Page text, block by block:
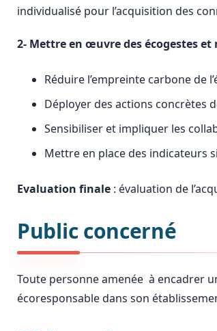
individualisé pour l’acquisition des
2- Mettre en œuvre des écogestes et
Réduire l’empreinte carbone de
Déployer des actions concrètes
Sensibiliser et impliquer les
Mettre en place des indicateurs
Evaluation finale : évaluation de
Public concerné
Toute personne amenée à encadrer
écoresponsable dans son